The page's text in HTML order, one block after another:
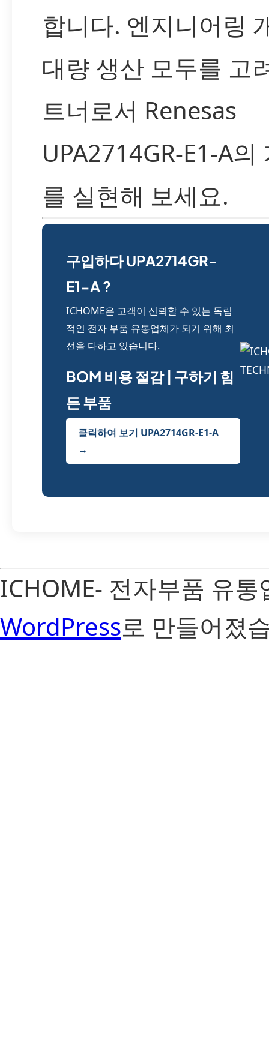
합니다. 엔지니어링
대량 생산 모두를 고
트너로서 Renesas
UPA2714GR-E1-A의
를 실현해 보세요.
구입하다 UPA2714GR-
E1-A ?
ICHOME은 고객이 신뢰할 수 있는 독립
적인 전자 부품 유통업체가 되기 위해 최
선을 다하고 있습니다.
BOM 비용 절감 | 구하기 힘
든 부품
클릭하여 보기 UPA2714GR-E1-A
→
ICHOME- 전자부품 유
WordPress로 만들어졌